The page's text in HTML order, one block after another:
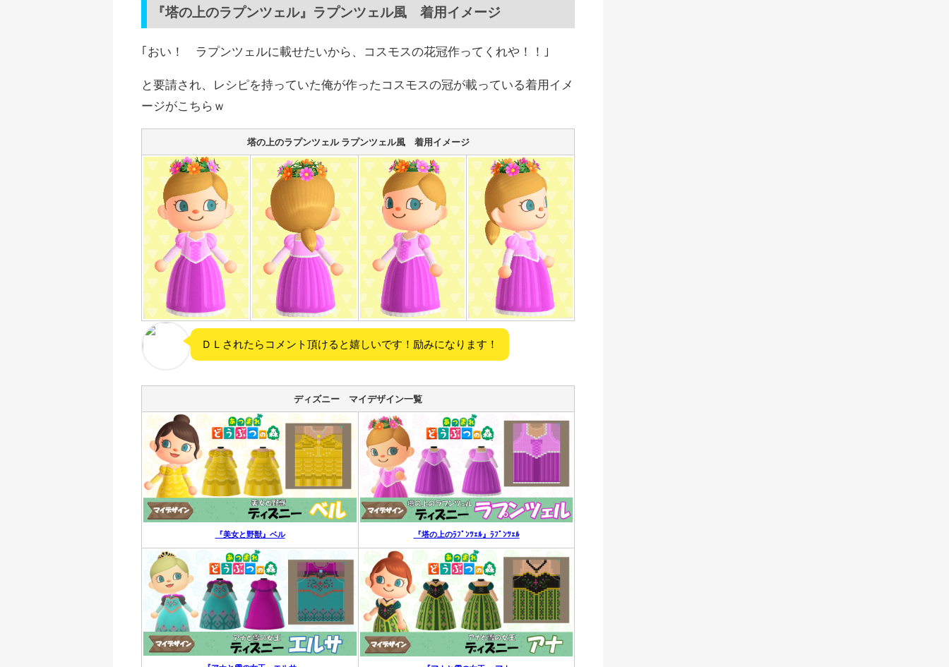
『塔の上のラプンツェル』ラプンツェル風 着用イメージ
｢おい！ ラプンツェルに載せたいから、コスモスの花冠作ってくれや！！｣
と要請され、レシピを持っていた俺が作ったコスモスの冠が載っている着用イメ
ージがこちらｗ
塔の上のラプンツェル ラプンツェル風 着用イメージ
ＤＬされたらコメント頂けると嬉しいです！励みになります！
ディズニー マイデザイン一覧
『美女と野獣』ベル 『塔の上のﾗﾌﾟﾝﾂｪﾙ』ﾗﾌﾟﾝﾂｪﾙ